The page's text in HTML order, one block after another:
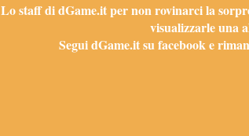
Lo staff di dGame.it per non rovinarci la
visualizzarle una
Segui dGame.it su facebook e